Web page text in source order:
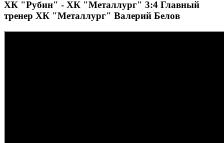
ХК "Рубин" - ХК "Металлург" 3:4 Главный
тренер ХК "Металлург" Валерий Белов